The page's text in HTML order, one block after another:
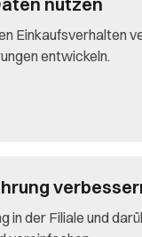
Einkaufsverhalten
entwickeln.
in der Filiale und